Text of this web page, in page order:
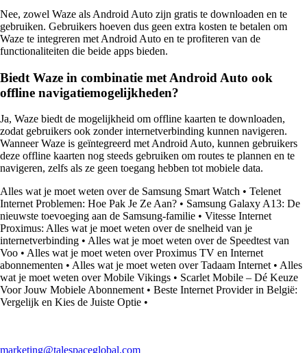
Nee, zowel Waze als Android Auto zijn gratis te downloaden en te
gebruiken. Gebruikers hoeven dus geen extra kosten te betalen om
Waze te integreren met Android Auto en te profiteren van de
functionaliteiten die beide apps bieden.
Biedt Waze in combinatie met Android Auto ook
offline navigatiemogelijkheden?
Ja, Waze biedt de mogelijkheid om offline kaarten te downloaden,
zodat gebruikers ook zonder internetverbinding kunnen navigeren.
Wanneer Waze is geïntegreerd met Android Auto, kunnen gebruikers
deze offline kaarten nog steeds gebruiken om routes te plannen en te
navigeren, zelfs als ze geen toegang hebben tot mobiele data.
Alles wat je moet weten over de Samsung Smart Watch • Telenet
Internet Problemen: Hoe Pak Je Ze Aan? • Samsung Galaxy A13: De
nieuwste toevoeging aan de Samsung-familie • Vitesse Internet
Proximus: Alles wat je moet weten over de snelheid van je
internetverbinding • Alles wat je moet weten over de Speedtest van
Voo • Alles wat je moet weten over Proximus TV en Internet
abonnementen • Alles wat je moet weten over Tadaam Internet • Alles
wat je moet weten over Mobile Vikings • Scarlet Mobile – Dé Keuze
Voor Jouw Mobiele Abonnement • Beste Internet Provider in België:
Vergelijk en Kies de Juiste Optie •
marketing@talespaceglobal.com